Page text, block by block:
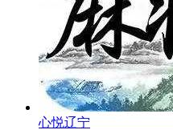
心悦辽宁